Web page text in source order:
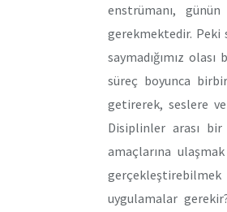
enstrümanı,
gerekmektedir. Peki
saymadığımız
süreç boyunca
getirerek, seslere
Disiplinler arası bir
amaçlarına
gerçekleştirebilmek
uygulamalar